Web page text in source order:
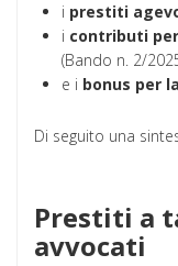
i prestiti
i contributi
(Bando n. 2/
e i bonus per
Di seguito una
Prestiti a
avvocati